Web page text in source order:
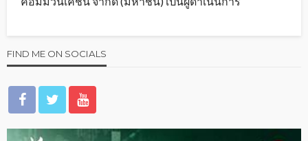
FIND ME ON SOCIALS